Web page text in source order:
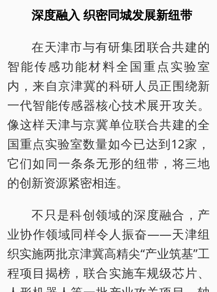
深度融入 织密同城发展新纽带
在天津市与有研集团联合共建的
智能传感功能材料全国重点实验室
内，来自京津冀的科研人员正围绕新
一代智能传感器核心技术展开攻关。
像这样天津与京冀单位联合共建的全
国重点实验室数量如今已达到12家，
它们如同一条条无形的纽带，将三地
的创新资源紧密相连。
不只是科创领域的深度融合，产
业协作领域同样令人振奋——天津组
织实施两批京津冀高精尖“产业筑基”工
程项目揭榜，联合实施车规级芯片、